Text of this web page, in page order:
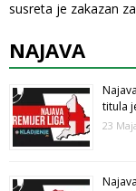
susreta je zakazan
NAJAVA
titula
23